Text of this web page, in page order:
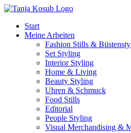
Zum
springenStart
Meine Arbeiten
Fashion Stills &
Set Styling
Interior Styling
Home & Living
Beauty Styling
Uhren & Schmuck
Food Stills
Editorial
People Styling
Visual Merchandising &